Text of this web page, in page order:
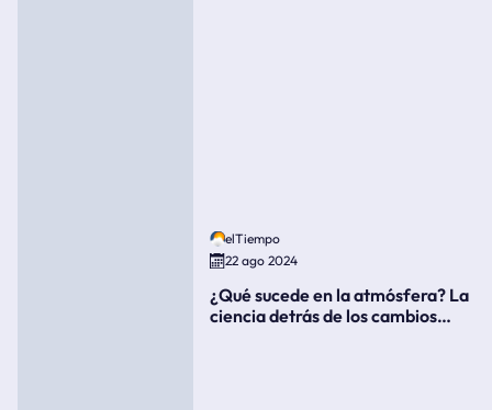
elTiempo
22 ago 2024
¿Qué sucede en la atmósfera? La
ciencia detrás de los cambios